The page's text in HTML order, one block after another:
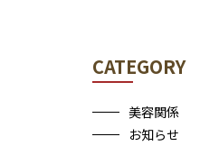
CATEGORY
美容関係
お知らせ